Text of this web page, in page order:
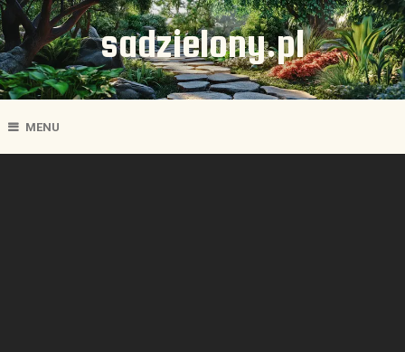
sadzielony.pl
MENU